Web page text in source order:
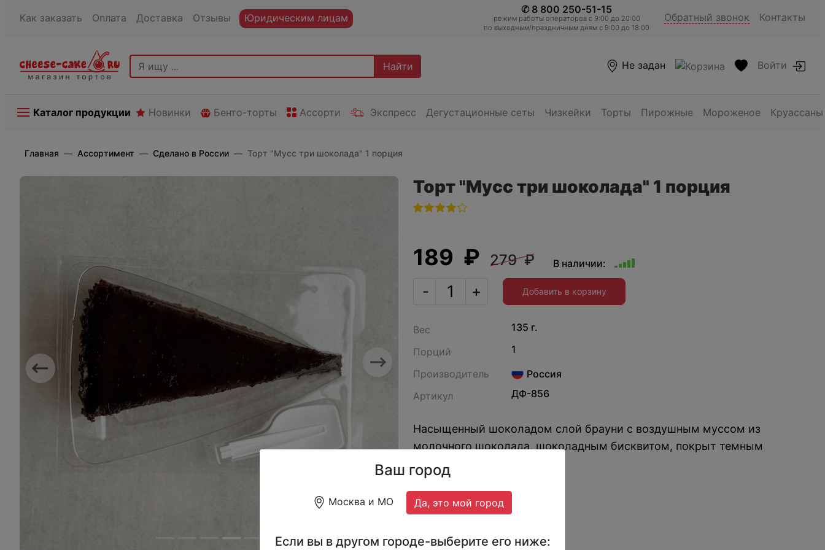
Как заказать Оплата Доставка Отзывы Юридическим лицам
✆ 8 800 250-51-15
режим работы операторов c 9:00 до 20:00
по выходным/праздничным дням с 9:00 до 18:00
Обратный звонок Контакты
Найти Не задан Войти
Каталог продукции Новинки Бенто-торты Ассорти Экспресс Дегустационные сеты Чизкейки Торты Пирожные Мороженое Круассаны
Ваш город
Москва и МО Да, это мой город
Если вы в другом городе-выберите его ниже:
Главная Ассортимент Сделано в России Торт "Мусс три шоколада" 1 порция
Previous Next
Торт "Мусс три шоколада" 1 порция
189 ₽ 279 ₽ В наличии:
- + Добавить в корзину
Вес
135 г.
Порций
1
Производитель
Россия
Артикул
ДФ-856
Насыщенный шоколадом слой брауни с воздушным муссом из
молочного шоколада, шоколадным бисквитом, покрыт темным